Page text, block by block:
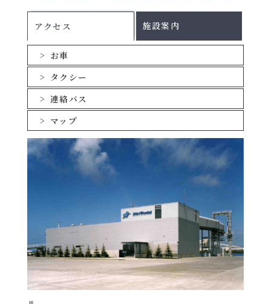
割引についてはこちら
アクセス
お車
タクシー
連絡バス
マップ
施設案内